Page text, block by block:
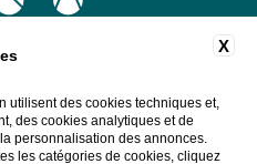
X
utilisent des cookies techniques et,
des cookies analytiques et de
personnalisation des annonces.
les catégories de cookies, cliquez